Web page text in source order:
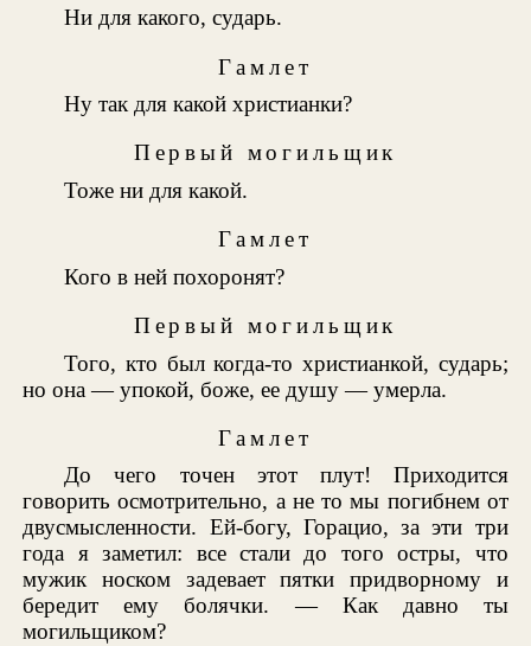
Ни для какого, сударь.
Гамлет
Ну так для какой христианки?
Первый могильщик
Тоже ни для какой.
Гамлет
Кого в ней похоронят?
Первый могильщик
Того, кто был когда-то христианкой, сударь;
но она — упокой, боже, ее душу — умерла.
Гамлет
До чего точен этот плут! Приходится
говорить осмотрительно, а не то мы погибнем от
двусмысленности. Ей-богу, Горацио, за эти три
года я заметил: все стали до того остры, что
мужик носком задевает пятки придворному и
бередит ему болячки. — Как давно ты
могильщиком?